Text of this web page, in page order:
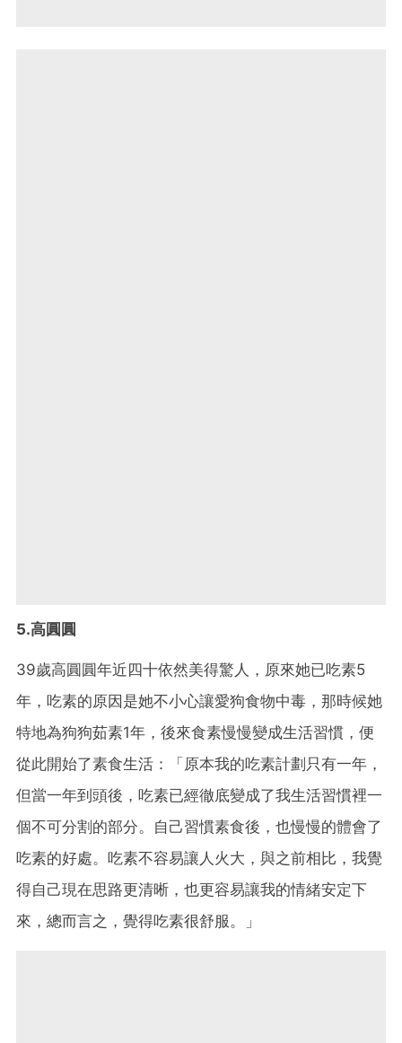
5.高圓圓
39歲高圓圓年近四十依然美得驚人，原來她已吃素5
年，吃素的原因是她不小心讓愛狗食物中毒，那時候她
特地為狗狗茹素1年，後來食素慢慢變成生活習慣，便
從此開始了素食生活：「原本我的吃素計劃只有一年，
但當一年到頭後，吃素已經徹底變成了我生活習慣裡一
個不可分割的部分。自己習慣素食後，也慢慢的體會了
吃素的好處。吃素不容易讓人火大， 與之前相比，我覺
得自己現在思路更清晰，也更容易讓我的情緒安定下
來，總而言之，覺得吃素很舒服。」